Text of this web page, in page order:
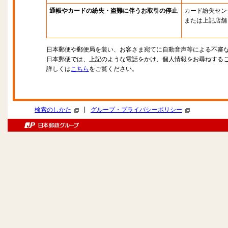
通帳やカードの紛失・盗難に伴うお取引の停止
カード紛失セ
または上記店舗
日本郵便や郵便局を装い、お客さま宛てに自動音声等による不審
日本郵便では、上記のような電話をかけ、個人情報をお尋ねする
詳しくはこちら をご覧ください。
検索のしかた グループ・プライバシーポリシー